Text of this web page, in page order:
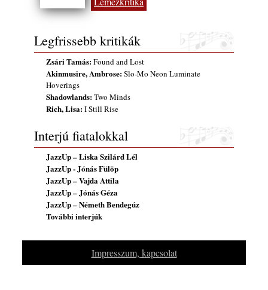
(Sátoraljaújhely – 2026. augusztus 13-23.)
Jazz-rock albumok 1986-ból - John Scofield
„Still Warm”
2026. augusztus 01.
Ma 40 éves Gyarmati Gábor és 54 éves
Florian Ross
2026. augusztus 01.
Vér, tornádó és jazz – megjelent a Daveform
Quintet és Kurt Rosenwinkel közös
lemezének új előfutára, a Sharknado
2026. július 31.
A Grencsoport Lewis Jordan-nel a
Meseházban
2026. július 31.
2026. július 30.
Magyar jazzmuzsikus szülők és zenész
Legfrissebb kritikák
Zsári Tamás:Found and Lost
Akinmusire, Ambrose:Slo-Mo Neon Luminate
Hoverings
Shadowlands:Two Minds
Rich, Lisa:I Still Rise
Interjú fiatalokkal
JazzUp – Liska Szilárd Lél
JazzUp - Jónás Fülöp
JazzUp – Vajda Attila
JazzUp – Jónás Géza
JazzUp – Németh Bendegúz
További interjúk
Impresszum, kapcsolat